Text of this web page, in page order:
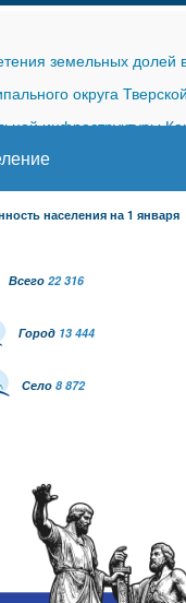
земельных долей
округа
инфраструктуры
сельского
населения на 1 января
Всего 22 316
Город 13 444
Село 8 872